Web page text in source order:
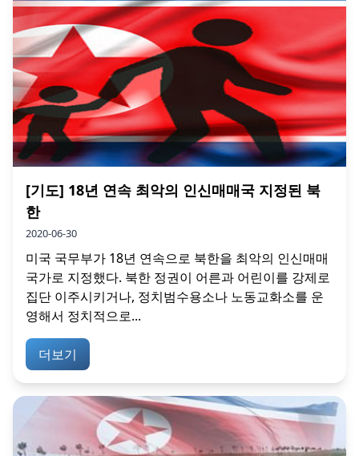
[기도] 18년 연속 최악의 인신매매국 지정된 북
한
2020-06-30
미국 국무부가 18년 연속으로 북한을 최악의 인신매매
국가로 지정했다. 북한 정권이 어른과 어린이를 강제로
집단 이주시키거나, 정치범수용소나 노동교화소를 운
영해서 정치적으로...
더보기